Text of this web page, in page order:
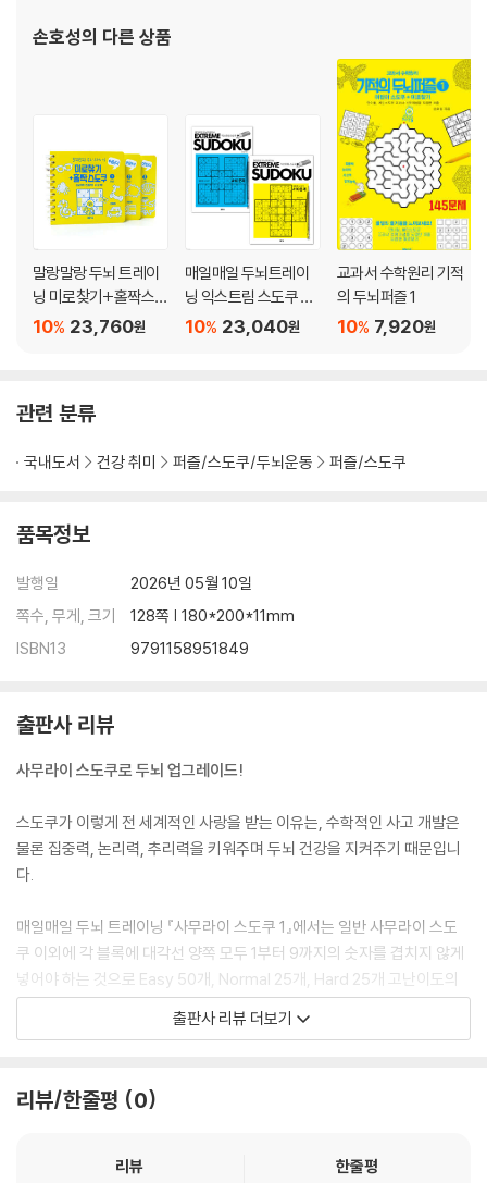
손호성의 다른 상품
말랑말랑 두뇌 트레이
닝 미로찾기+홀짝스도
쿠 1~3 세트
23,760원
10%
매일매일 두뇌트레이
닝 익스트림 스도쿠 41
0 세트23,040원
10%
교과서 수학원리 기적
의 두뇌퍼즐 1
7,920원
10%
관련 분류
국내도서 건강 취미 퍼즐/스도쿠/두뇌운동 퍼즐/스도쿠
품목정보
발행일
2026년 05월 10일
쪽수, 무게, 크기
128쪽 | 180*200*11mm
ISBN13
9791158951849
출판사 리뷰
사무라이 스도쿠로 두뇌 업그레이드!
스도쿠가 이렇게 전 세계적인 사랑을 받는 이유는, 수학적인 사고 개발은
물론 집중력, 논리력, 추리력을 키워주며 두뇌 건강을 지켜주기 때문입니
다.
매일매일 두뇌 트레이닝 『사무라이 스도쿠 1』에서는 일반 사무라이 스도
쿠 이외에 각 블록에 대각선 양쪽 모두 1부터 9까지의 숫자를 겹치지 않게
넣어야 하는 것으로 Easy 50개, Normal 25개, Hard 25개 고난이도의
진보한 퍼즐을 구성하였습니다. 기존 스도쿠에 익숙한 퍼즐 마니아에게도
만만치 않은 도전이 될 것이지만 그만큼 지적 쾌감과 기쁨도 높아질 것입
평범한 스도쿠가 이제 시시하게 느껴진다면 난이도가 다른 사무라이 스도
하시면 안됩니다. 겹치는 부분을 채워가며 다음 스도쿠를 오가며 풀이가
출판사 리뷰 더보기
리뷰/한줄평 0
리뷰
한줄평